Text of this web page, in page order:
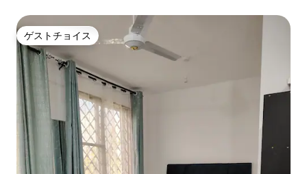
ゲストチョイス
ゲストチョイス